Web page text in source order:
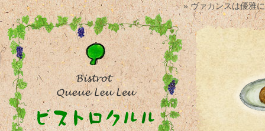
» ヴァカンスは優雅に